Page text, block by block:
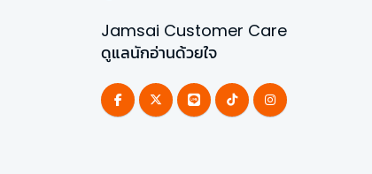
Jamsai Customer Care
ดูแลนักอ่านด้วยใจ